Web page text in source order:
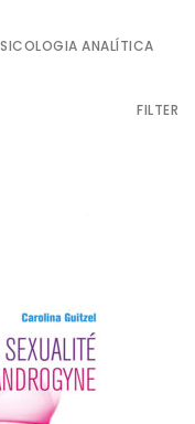
ANALÍTICA
FILTER